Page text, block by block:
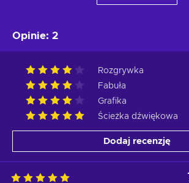
Opinie: 2
Rozgrywka
Fabuła
Grafika
Ścieżka dźwiękowa
Dodaj recenzję